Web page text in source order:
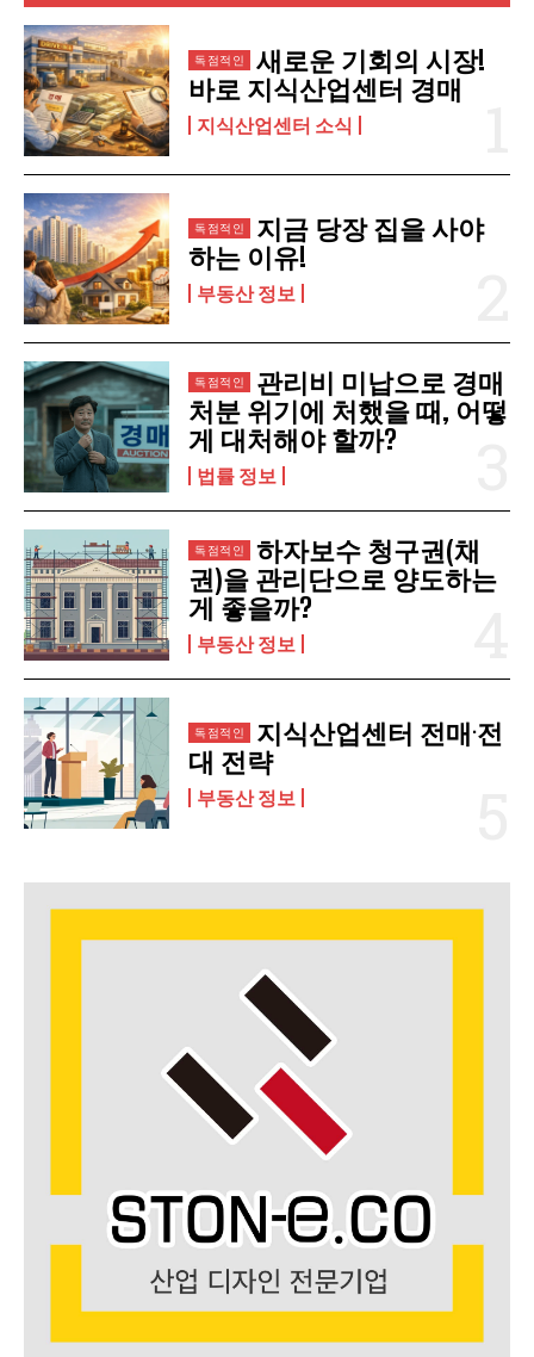
개인정보 취급정책 을 읽었으며 이에 동의합니다.
새로운 기회의 시장!
바로 지식산업센터 경매
지식산업센터 소식
지금 당장 집을 사야
하는 이유!
부동산 정보
관리비 미납으로 경매
처분 위기에 처했을 때, 어떻
게 대처해야 할까?
법률 정보
하자보수 청구권(채
권)을 관리단으로 양도하는
게 좋을까?
부동산 정보
지식산업센터 전매·전
대 전략
부동산 정보